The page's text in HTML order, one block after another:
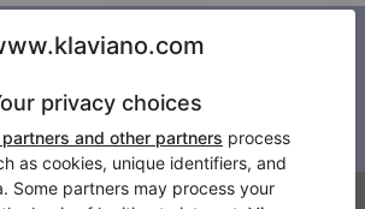
på vårt nyhetsbrev